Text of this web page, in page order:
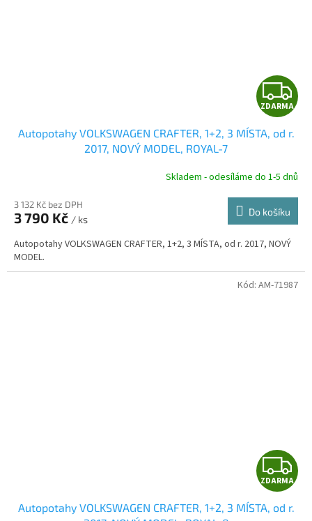
Z
D
R
ZDARMA
Autopotahy VOLKSWAGEN CRAFTER, 1+2, 3 MÍSTA, od r.
2017, NOVÝ MODEL, ROYAL-7
Skladem - odesíláme do 1-5 dnů
3 132 Kč bez DPH
3 790 Kč / ks
Do košíku
Autopotahy VOLKSWAGEN CRAFTER, 1+2, 3 MÍSTA, od r. 2017, NOVÝ
MODEL.
Z
D
ZDARMA
Autopotahy VOLKSWAGEN CRAFTER, 1+2, 3 MÍSTA, od r.
Kód: AM-71987